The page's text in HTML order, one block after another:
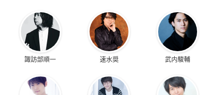
諏訪部順一 速水奨 武内駿輔